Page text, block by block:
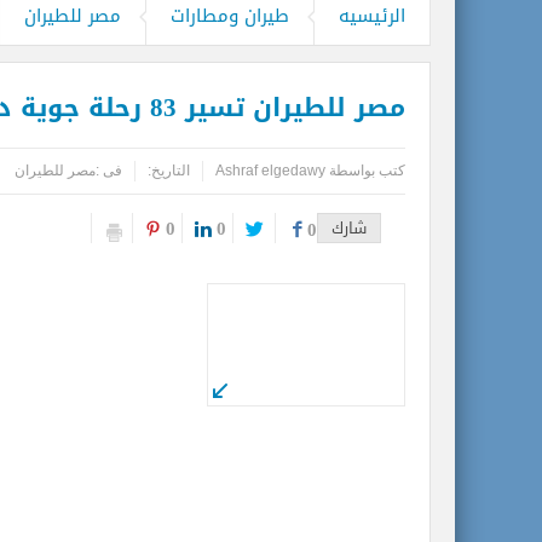
مطارات دبي تتوقع زيادة استثنائية في أعداد
كأس العالم وحتى لا تضيع
المواقع الأثرية والمتاحف المصرية
الرئيسيه طيران ومطارات مصر للطيران
مصر للطيران تسير 83 رحلة جوية دولية وداخلية غدا الجمعة
كتب بواسطة Ashraf elgedawy التاريخ: فى :مصر للطيران
شارك 0
0
0